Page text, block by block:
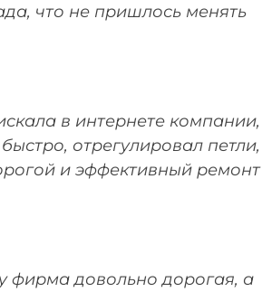
что не пришлось менять
в интернете компании,
отрегулировал петли,
и эффективный ремонт
фирма довольно дорогая, а